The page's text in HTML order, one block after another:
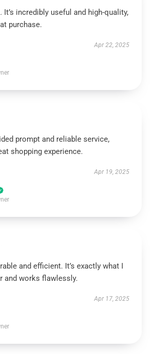
incredibly useful and high-quality,
purchase.
Apr 22, 2025
prompt and reliable service,
shopping experience.
Apr 19, 2025
and efficient. It’s exactly what I
and works flawlessly.
Apr 17, 2025